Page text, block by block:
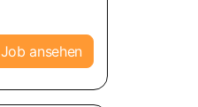
Job ansehen